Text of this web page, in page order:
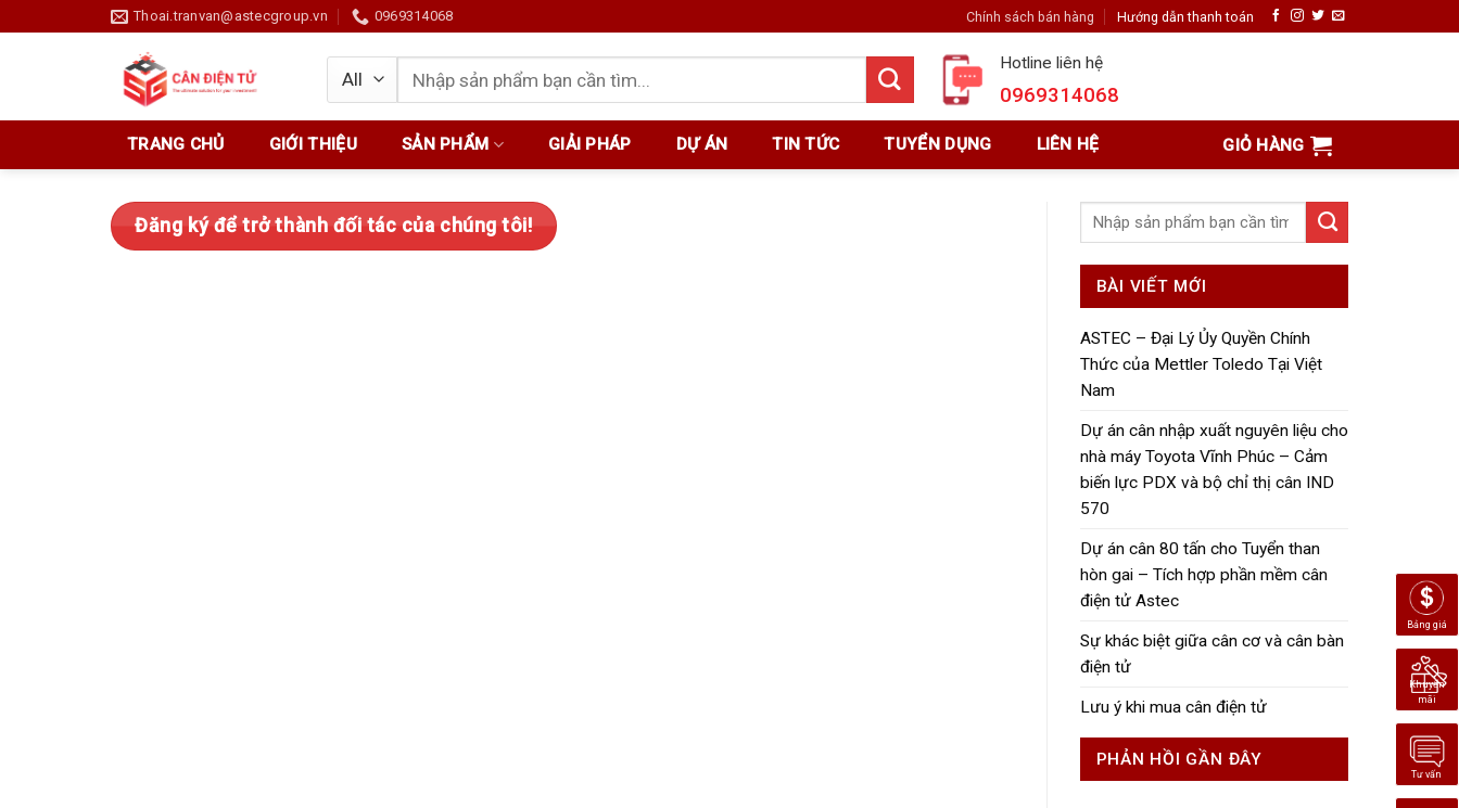
to
Thoai.tranvan@astecgroup.vn 0969314068 Chính sách bán hàng Hướng dẫn thanh toán
Tìm
kiếm:
Hotline liên hệ
0969314068
TRANG CHỦ GIỚI THIỆU SẢN PHẨM GIẢI PHÁP DỰ ÁN TIN TỨC TUYỂN DỤNG LIÊN HỆ GIỎ HÀNG
Đăng ký để trở thành đối tác của chúng tôi!
BÀI VIẾT MỚI
ASTEC – Đại Lý Ủy Quyền Chính
Thức của Mettler Toledo Tại Việt
Nam
Dự án cân nhập xuất nguyên liệu cho
nhà máy Toyota Vĩnh Phúc – Cảm
biến lực PDX và bộ chỉ thị cân IND
570
Dự án cân 80 tấn cho Tuyển than
hòn gai – Tích hợp phần mềm cân
điện tử Astec
Sự khác biệt giữa cân cơ và cân bàn
điện tử
Lưu ý khi mua cân điện tử
PHẢN HỒI GẦN ĐÂY
Bảng giá
Khuyến
mãi
Tư vấn